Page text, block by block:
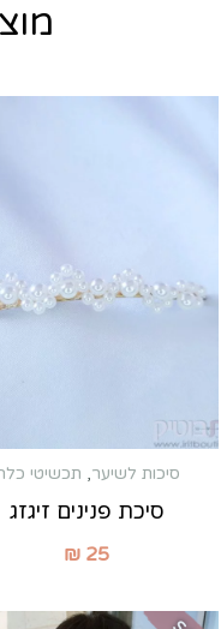
סיכות לשיער, תכשיטי
סיכת פנינים זיגזג
₪ 25